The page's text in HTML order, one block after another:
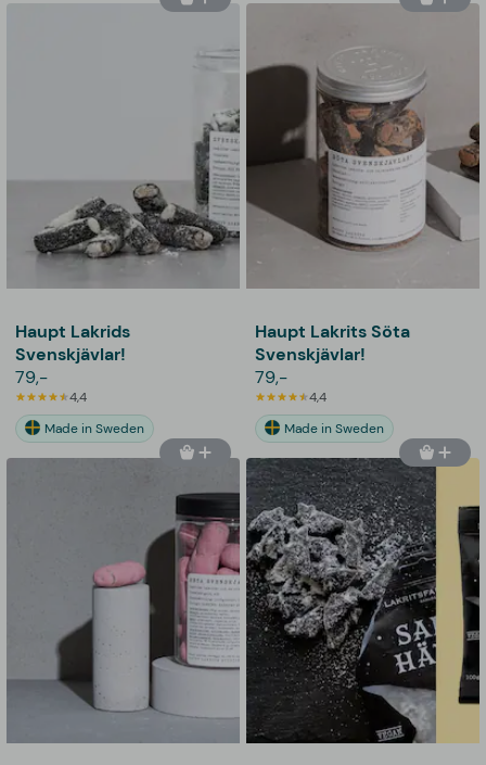
Haupt Lakrids
Svenskjävlar!
79,-
4,4
Made in Sweden
Haupt Lakrits Söta
Svenskjävlar!
79,-
4,4
Made in Sweden